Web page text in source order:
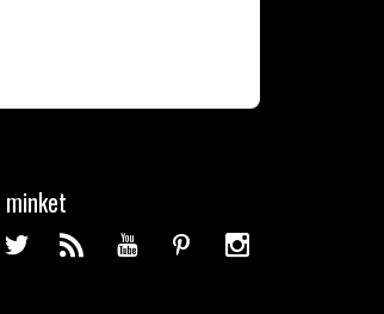
minket